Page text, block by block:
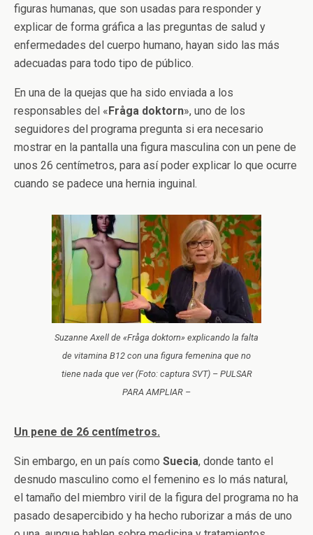
figuras humanas, que son usadas para responder y
explicar de forma gráfica a las preguntas de salud y
enfermedades del cuerpo humano, hayan sido las más
adecuadas para todo tipo de público.
En una de la quejas que ha sido enviada a los
responsables del «Fråga doktorn», uno de los
seguidores del programa pregunta si era necesario
mostrar en la pantalla una figura masculina con un pene de
unos 26 centímetros, para así poder explicar lo que ocurre
cuando se padece una hernia inguinal.
Suzanne Axell de «Fråga doktorn» explicando la falta
de vitamina B12 con una figura femenina que no
tiene nada que ver (Foto: captura SVT) – PULSAR
PARA AMPLIAR –
Un pene de 26 centímetros.
Sin embargo, en un país como Suecia, donde tanto el
desnudo masculino como el femenino es lo más natural,
el tamaño del miembro viril de la figura del programa no ha
pasado desapercibido y ha hecho ruborizar a más de uno